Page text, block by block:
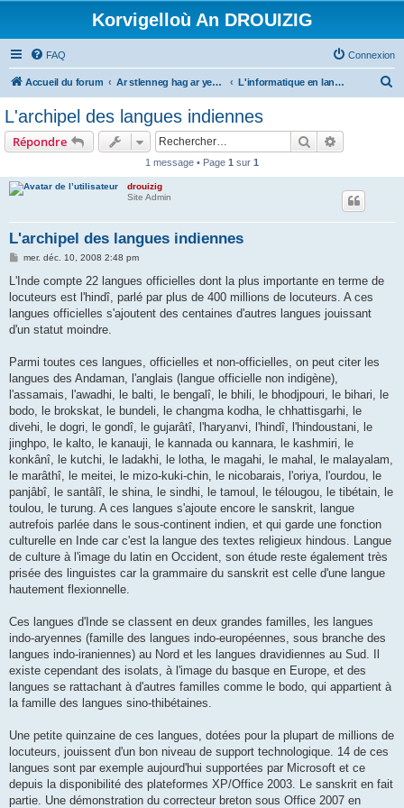
Korvigelloù An DROUIZIG
FAQ Connexion
Accueil du forum Ar stlenneg hag ar yezhoù bihan er bed a-bezh L'informatique en langues régionales et minoritaires
L'archipel des langues indiennes
Répondre Rechercher
1 message • Page 1 sur 1
drouizig
Site Admin
L'archipel des langues indiennes
M
s
a
g
mer. déc. 10, 2008 2:48 pm
L'Inde compte 22 langues officielles dont la plus importante en terme de
locuteurs est l'hindî, parlé par plus de 400 millions de locuteurs. A ces
langues officielles s'ajoutent des centaines d'autres langues jouissant
d'un statut moindre.
Parmi toutes ces langues, officielles et non-officielles, on peut citer les
langues des Andaman, l'anglais (langue officielle non indigène),
l'assamais, l'awadhi, le balti, le bengalî, le bhili, le bhodjpouri, le bihari, le
bodo, le brokskat, le bundeli, le changma kodha, le chhattisgarhi, le
divehi, le dogri, le gondî, le gujarâtî, l'haryanvi, l'hindî, l'hindoustani, le
jinghpo, le kalto, le kanauji, le kannada ou kannara, le kashmiri, le
konkânî, le kutchi, le ladakhi, le lotha, le magahi, le mahal, le malayalam,
le marâthî, le meitei, le mizo-kuki-chin, le nicobarais, l'oriya, l'ourdou, le
panjâbî, le santâlî, le shina, le sindhi, le tamoul, le télougou, le tibétain, le
toulou, le turung. A ces langues s'ajoute encore le sanskrit, langue
autrefois parlée dans le sous-continent indien, et qui garde une fonction
culturelle en Inde car c'est la langue des textes religieux hindous. Langue
de culture à l'image du latin en Occident, son étude reste également très
prisée des linguistes car la grammaire du sanskrit est celle d'une langue
hautement flexionnelle.
Ces langues d'Inde se classent en deux grandes familles, les langues
indo-aryennes (famille des langues indo-européennes, sous branche des
langues indo-iraniennes) au Nord et les langues dravidiennes au Sud. Il
existe cependant des isolats, à l'image du basque en Europe, et des
langues se rattachant à d'autres familles comme le bodo, qui appartient à
la famille des langues sino-thibétaines.
Une petite quinzaine de ces langues, dotées pour la plupart de millions de
locuteurs, jouissent d'un bon niveau de support technologique. 14 de ces
langues sont par exemple aujourd'hui supportées par Microsoft et ce
depuis la disponibilité des plateformes XP/Office 2003. Le sanskrit en fait
partie. Une démonstration du correcteur breton sous Office 2007 en